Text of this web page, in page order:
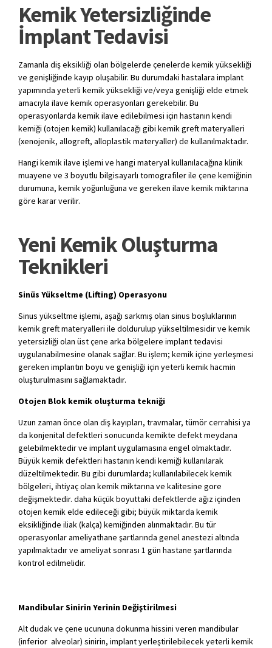
Kemik Yetersizliğinde
İmplant Tedavisi
Zamanla diş eksikliği olan bölgelerde çenelerde kemik yüksekliği
ve genişliğinde kayıp oluşabilir. Bu durumdaki hastalara implant
yapımında yeterli kemik yüksekliği ve/veya genişliği elde etmek
amacıyla ilave kemik operasyonları gerekebilir. Bu
operasyonlarda kemik ilave edilebilmesi için hastanın kendi
kemiği (otojen kemik) kullanılacağı gibi kemik greft materyalleri
(xenojenik, allogreft, alloplastik materyaller) de kullanılmaktadır.
Hangi kemik ilave işlemi ve hangi materyal kullanılacağına klinik
muayene ve 3 boyutlu bilgisayarlı tomografiler ile çene kemiğinin
durumuna, kemik yoğunluğuna ve gereken ilave kemik miktarına
göre karar verilir.
Yeni Kemik Oluşturma
Teknikleri
Sinüs Yükseltme (Lifting) Operasyonu
Sinus yükseltme işlemi, aşağı sarkmış olan sinus boşluklarının
kemik greft materyalleri ile doldurulup yükseltilmesidir ve kemik
yetersizliği olan üst çene arka bölgelere implant tedavisi
uygulanabilmesine olanak sağlar. Bu işlem; kemik içine yerleşmesi
gereken implantın boyu ve genişliği için yeterli kemik hacmin
oluşturulmasını sağlamaktadır.
Otojen Blok kemik oluşturma tekniği
Uzun zaman önce olan diş kayıpları, travmalar, tümör cerrahisi ya
da konjenital defektleri sonucunda kemikte defekt meydana
gelebilmektedir ve implant uygulamasına engel olmaktadır.
Büyük kemik defektleri hastanın kendi kemiği kullanılarak
düzeltilmektedir. Bu gibi durumlarda; kullanılabilecek kemik
bölgeleri, ihtiyaç olan kemik miktarına ve kalitesine gore
değişmektedir. daha küçük boyuttaki defektlerde ağız içinden
otojen kemik elde edileceği gibi; büyük miktarda kemik
eksikliğinde iliak (kalça) kemiğinden alınmaktadır. Bu tür
operasyonlar ameliyathane şartlarında genel anestezi altında
yapılmaktadır ve ameliyat sonrası 1 gün hastane şartlarında
kontrol edilmelidir.
Mandibular Sinirin Yerinin Değiştirilmesi
Alt dudak ve çene ucununa dokunma hissini veren mandibular
(inferior alveolar) sinirin, implant yerleştirilebilecek yeterli kemik